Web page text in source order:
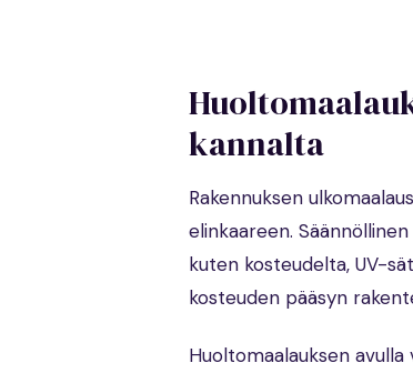
kannalta
Rakennuksen
elinkaareen.
kuten kosteudelta, UV-
kosteuden pääsyn
Huoltomaalauksen